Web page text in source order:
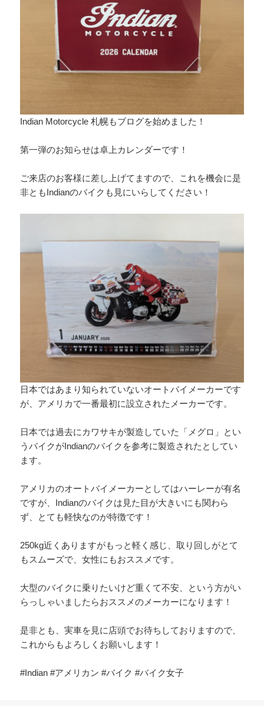
Indian Motorcycle 札幌もブログを始めました！
第一弾のお知らせは卓上カレンダーです！
ご来店のお客様に差し上げてますので、これを機会に是
非ともIndianのバイクも見にいらしてください！
日本ではあまり知られていないオートバイメーカーです
が、アメリカで一番最初に設立されたメーカーです。
日本では過去にカワサキが製造していた「メグロ」とい
うバイクがIndianのバイクを参考に製造されたとしてい
ます。
アメリカのオートバイメーカーとしてはハーレーが有名
ですが、Indianのバイクは見た目が大きいにも関わら
ず、とても軽快なのが特徴です！
250kg近くありますがもっと軽く感じ、取り回しがとて
もスムーズで、女性にもおススメです。
大型のバイクに乗りたいけど重くて不安、という方がい
らっしゃいましたらおススメのメーカーになります！
是非とも、実車を見に店頭でお待ちしておりますので、
これからもよろしくお願いします！
#Indian #アメリカン #バイク #バイク女子